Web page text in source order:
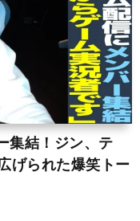
集結！ジン、テ
げられた爆笑トー